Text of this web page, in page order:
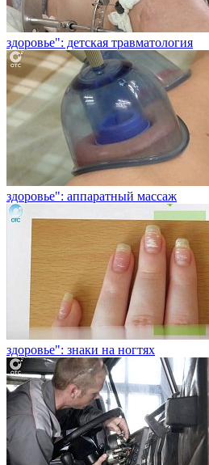
здоровье": детская травматология
здоровье": аппаратный массаж
здоровье": знаки на ногтях